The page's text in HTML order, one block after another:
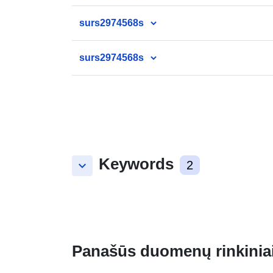
surs2974568s
surs2974568s
keyboard_arrow_down Keywords 2
Panašūs duomenų